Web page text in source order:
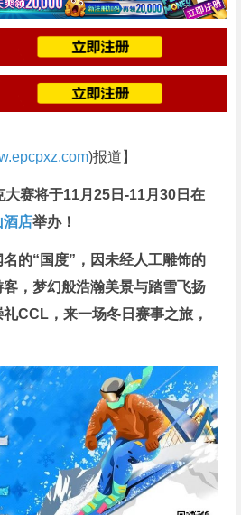
)报道】
大赛将于11月25日-11月30日在
酒店举办！
的“国度”，因未经人工雕饰的
，梦幻般浩瀚美景与踏雪飞扬
CCL，来一场冬日赛事之旅，